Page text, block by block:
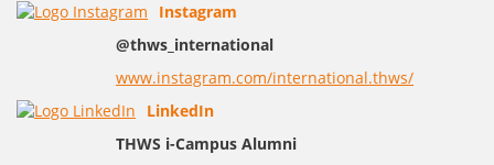
Instagram
@thws_international
www.instagram.com/international.thws/
LinkedIn
THWS i-Campus Alumni